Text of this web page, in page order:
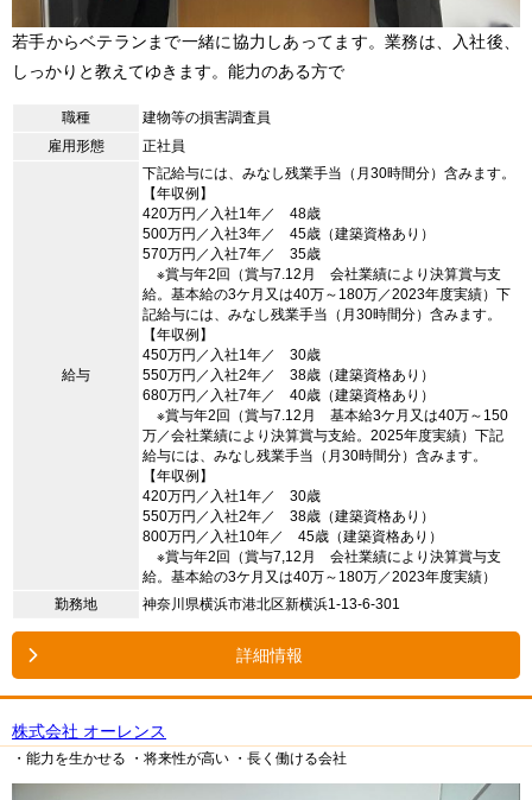
若手からベテランまで一緒に協力しあってます。業務は、入社後、
しっかりと教えてゆきます。能力のある方で
職種
建物等の損害調査員
雇用形態
正社員
給与
下記給与には、みなし残業手当（月30時間分）含みます。
【年収例】
420万円／入社1年／ 48歳
500万円／入社3年／ 45歳（建築資格あり）
570万円／入社7年／ 35歳
※賞与年2回（賞与7.12月 会社業績により決算賞与支
給。基本給の3ケ月又は40万～180万／2023年度実績）下
記給与には、みなし残業手当（月30時間分）含みます。
【年収例】
450万円／入社1年／ 30歳
550万円／入社2年／ 38歳（建築資格あり）
680万円／入社7年／ 40歳（建築資格あり）
※賞与年2回（賞与7.12月 基本給3ケ月又は40万～150
万／会社業績により決算賞与支給。2025年度実績）下記
給与には、みなし残業手当（月30時間分）含みます。
【年収例】
420万円／入社1年／ 30歳
550万円／入社2年／ 38歳（建築資格あり）
800万円／入社10年／ 45歳（建築資格あり）
※賞与年2回（賞与7,12月 会社業績により決算賞与支
給。基本給の3ケ月又は40万～180万／2023年度実績）
勤務地
神奈川県横浜市港北区新横浜1-13-6-301
詳細情報
株式会社 オーレンス
・能力を生かせる ・将来性が高い ・長く働ける会社